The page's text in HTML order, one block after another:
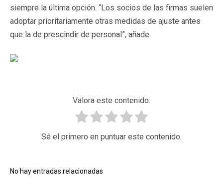
siempre la última opción. “Los socios de las firmas suelen
adoptar prioritariamente otras medidas de ajuste antes
que la de prescindir de personal”, añade.
Valora este contenido.
Sé el primero en puntuar este contenido.
No hay entradas relacionadas